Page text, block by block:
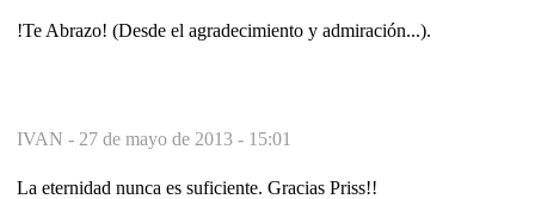
!Te Abrazo! (Desde el agradecimiento y admiración...).
IVAN - 27 de mayo de 2013 - 15:01
La eternidad nunca es suficiente. Gracias Priss!!